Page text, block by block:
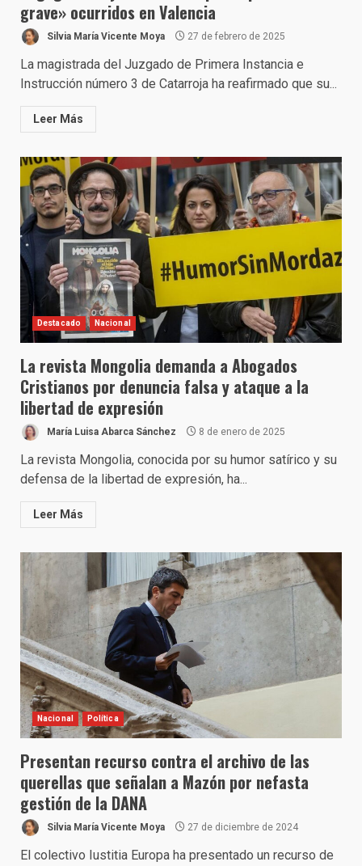
grave» ocurridos en Valencia
Silvia María Vicente Moya 27 de febrero de 2025
La magistrada del Juzgado de Primera Instancia e
Instrucción número 3 de Catarroja ha reafirmado que su...
Leer Más
Destacado Nacional
La revista Mongolia demanda a Abogados
Cristianos por denuncia falsa y ataque a la
libertad de expresión
María Luisa Abarca Sánchez 8 de enero de 2025
La revista Mongolia, conocida por su humor satírico y su
defensa de la libertad de expresión, ha...
Leer Más
Nacional Política
Presentan recurso contra el archivo de las
querellas que señalan a Mazón por nefasta
gestión de la DANA
Silvia María Vicente Moya 27 de diciembre de 2024
El colectivo Iustitia Europa ha presentado un recurso de